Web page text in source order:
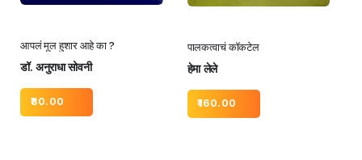
आपलं मूल हुशार आहे का ?
डॉ. अनुराधा सोवनी
80.00
पालकत्वाचं कॉकटेल
हेमा लेले
160.00